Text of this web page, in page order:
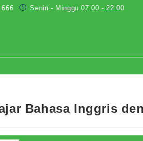
666 Senin - Minggu 07:00 - 22:00
Bahasa Inggris